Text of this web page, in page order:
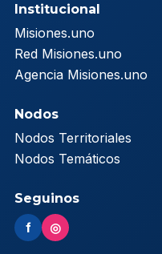
Institucional
Misiones.uno
Red Misiones.uno
Agencia Misiones.uno
Nodos
Nodos Territoriales
Nodos Temáticos
Seguinos
f ◎